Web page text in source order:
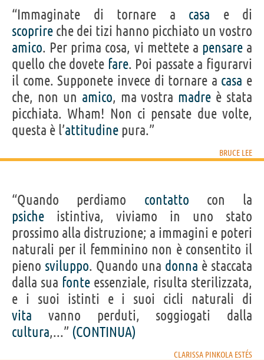
“Immaginate di tornare a casa e di
scoprire che dei tizi hanno picchiato un vostro
amico. Per prima cosa, vi mettete a pensarea
quello che dovete fare. Poi passate a figurarvi
il come. Supponete invece di tornare a casa e
che, non un amico, ma vostra madre è stata
picchiata. Wham! Non ci pensate due volte,
questa è l’attitudine pura.”
BRUCE LEE
“Quando perdiamo contatto con la
psiche istintiva, viviamo in uno stato
prossimo alla distruzione; a immagini e poteri
naturali per il femminino non è consentito il
pieno sviluppo. Quando una donna è staccata
dalla sua fonte essenziale, risulta sterilizzata,
e i suoi istinti e i suoi cicli naturali di
vita vanno perduti, soggiogati dalla
cultura,...” (CONTINUA)
CLARISSA PINKOLA ESTÉS